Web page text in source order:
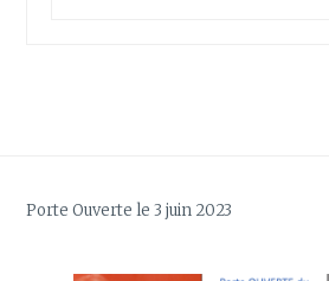
Porte Ouverte le 3 juin 2023